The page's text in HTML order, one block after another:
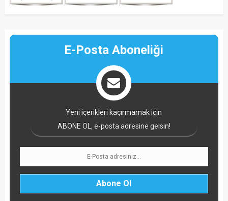
E-Posta Aboneliği
Yeni içerikleri kaçırmamak için
ABONE OL, e-posta adresine gelsin!